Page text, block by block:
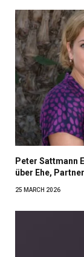
Peter Sattmann
über Ehe,
25 MARCH 2026